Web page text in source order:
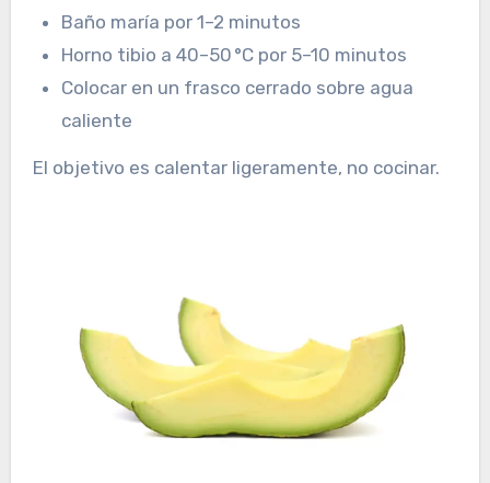
Baño maría por 1–2 minutos
Horno tibio a 40–50 °C por 5–10 minutos
Colocar en un frasco cerrado sobre agua
caliente
El objetivo es calentar ligeramente, no cocinar.